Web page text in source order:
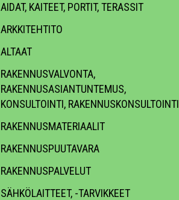
AIDAT, KAITEET, PORTIT, TERASSIT
ARKKITEHTITO
ALTAAT
RAKENNUSVALVONTA,
RAKENNUSASIANTUNTEMUS,
KONSULTOINTI, RAKENNUSKONSULTOINTI
RAKENNUSMATERIAALIT
RAKENNUSPUUTAVARA
RAKENNUSPALVELUT
SÄHKÖLAITTEET, -TARVIKKEET